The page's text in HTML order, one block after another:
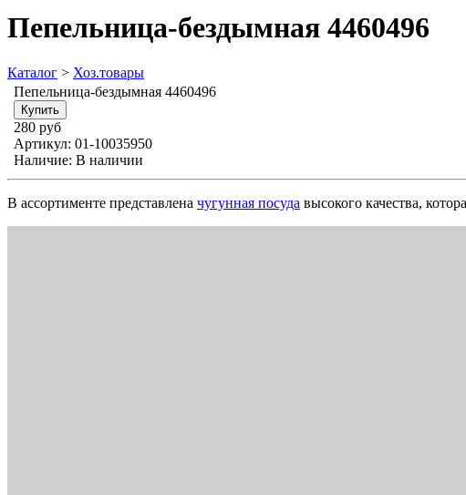
Пепельница-бездымная 4460496
Каталог > Хоз.товары
Пепельница-бездымная 4460496
280 руб
Артикул: 01-10035950
Наличие: В наличии
В ассортименте представлена чугунная посуда высокого качества,